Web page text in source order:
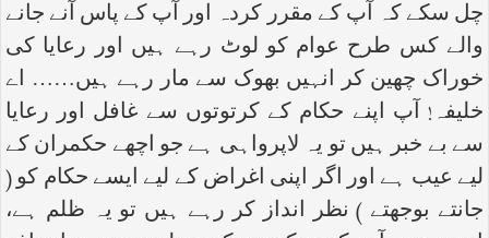
چل سکے کہ آپ کے مقرر کردہ اور آپ کے پاس آنے جانے
والے کس طرح عوام کو لوٹ رہے ہیں اور رعایا کی
خوراک چھین کر انہیں بھوک سے مار رہے ہیں…… اے
خلیفہ! آپ اپنے حکام کے کرتوتوں سے غافل اور رعایا
سے بے خبر ہیں تو یہ لاپرواہی ہے جو اچھے حکمران کے
لیے عیب ہے اور اگر اپنی اغراض کے لیے ایسے حکام کو (
جانتے بوجھتے ) نظر انداز کر رہے ہیں تو یہ ظلم ہے،